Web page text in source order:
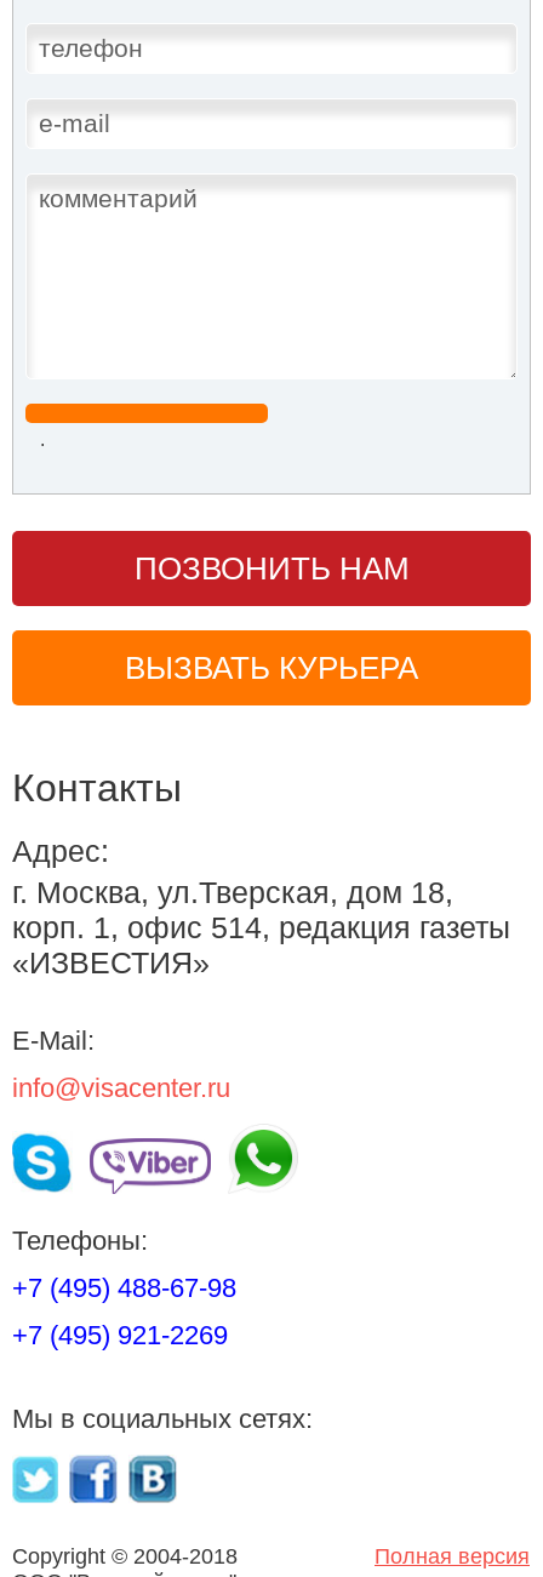
.
ПОЗВОНИТЬ НАМ
ВЫЗВАТЬ КУРЬЕРА
Контакты
Адрес:
г. Москва, ул.Тверская, дом 18,
корп. 1, офис 514, редакция газеты
«ИЗВЕСТИЯ»
E-Mail:
info@visacenter.ru
Телефоны:
+7 (495) 488-67-98
+7 (495) 921-2269
Мы в социальных сетях:
Copyright © 2004-2018
Полная версия